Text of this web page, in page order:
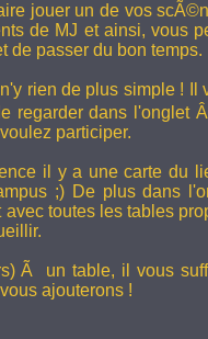
jouer un de vos
de MJ et ainsi, vous
de passer du bon temps.
rien de plus simple ! Il
regarder dans l'onglet
participer.
il y a une carte du
;) De plus dans
toutes les tables
Ã un table, il vous
ajouterons !